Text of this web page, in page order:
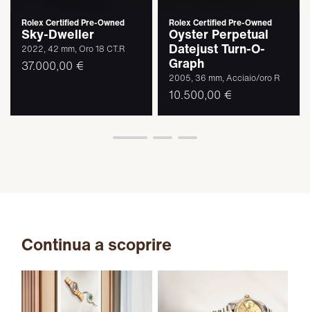
Rolex Certified Pre-Owned
Sky-Dweller
2022, 42 mm, Oro 18 CT.R
37.000,00 €
Rolex Certified Pre-Owned
Oyster Perpetual
Datejust Turn-O-
Graph
2005, 36 mm, Acciaio/oro R
10.500,00 €
Continua a scoprire